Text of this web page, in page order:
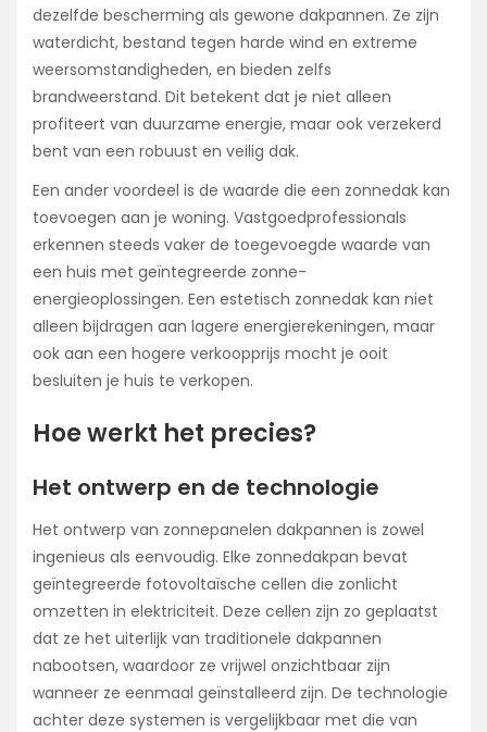
dezelfde bescherming als gewone dakpannen. Ze zijn
waterdicht, bestand tegen harde wind en extreme
weersomstandigheden, en bieden zelfs
brandweerstand. Dit betekent dat je niet alleen
profiteert van duurzame energie, maar ook verzekerd
bent van een robuust en veilig dak.
Een ander voordeel is de waarde die een zonnedak kan
toevoegen aan je woning. Vastgoedprofessionals
erkennen steeds vaker de toegevoegde waarde van
een huis met geïntegreerde zonne-
energieoplossingen. Een estetisch zonnedak kan niet
alleen bijdragen aan lagere energierekeningen, maar
ook aan een hogere verkoopprijs mocht je ooit
besluiten je huis te verkopen.
Hoe werkt het precies?
Het ontwerp en de technologie
Het ontwerp van zonnepanelen dakpannen is zowel
ingenieus als eenvoudig. Elke zonnedakpan bevat
geïntegreerde fotovoltaïsche cellen die zonlicht
omzetten in elektriciteit. Deze cellen zijn zo geplaatst
dat ze het uiterlijk van traditionele dakpannen
nabootsen, waardoor ze vrijwel onzichtbaar zijn
wanneer ze eenmaal geïnstalleerd zijn. De technologie
achter deze systemen is vergelijkbaar met die van